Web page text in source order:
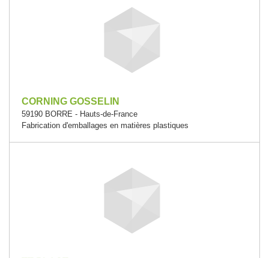
CORNING GOSSELIN
59190 BORRE - Hauts-de-France
Fabrication d'emballages en matières plastiques